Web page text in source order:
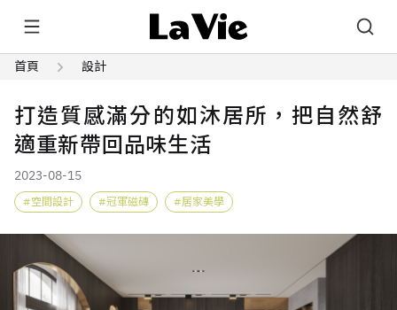
首頁 設計
打造質感滿分的如沐居所，把自然舒
適重新帶回品味生活
2023-08-15
空間設計 冠軍磁磚 居家美學